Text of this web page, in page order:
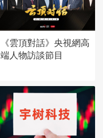
《雲頂對話》央視網高
端人物訪談節目